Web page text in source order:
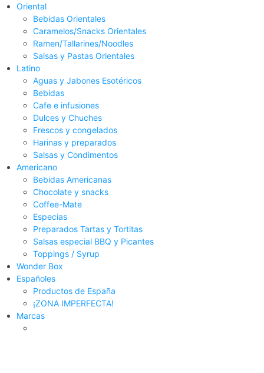
Oriental
Bebidas Orientales
Caramelos/Snacks Orientales
Ramen/Tallarines/Noodles
Salsas y Pastas Orientales
Latino
Aguas y Jabones Esotéricos
Bebidas
Cafe e infusiones
Dulces y Chuches
Frescos y congelados
Harinas y preparados
Salsas y Condimentos
Americano
Bebidas Americanas
Chocolate y snacks
Coffee-Mate
Especias
Preparados Tartas y Tortitas
Salsas especial BBQ y Picantes
Toppings / Syrup
Wonder Box
Españoles
Productos de España
¡ZONA IMPERFECTA!
Marcas